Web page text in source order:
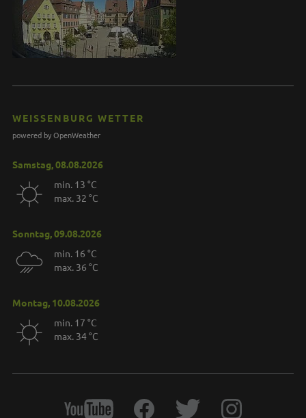
WEISSENBURG WETTER
powered by OpenWeather
Samstag, 08.08.2026
min. 13 °C
max. 32 °C
Sonntag, 09.08.2026
min. 16 °C
max. 36 °C
Montag, 10.08.2026
min. 17 °C
max. 34 °C